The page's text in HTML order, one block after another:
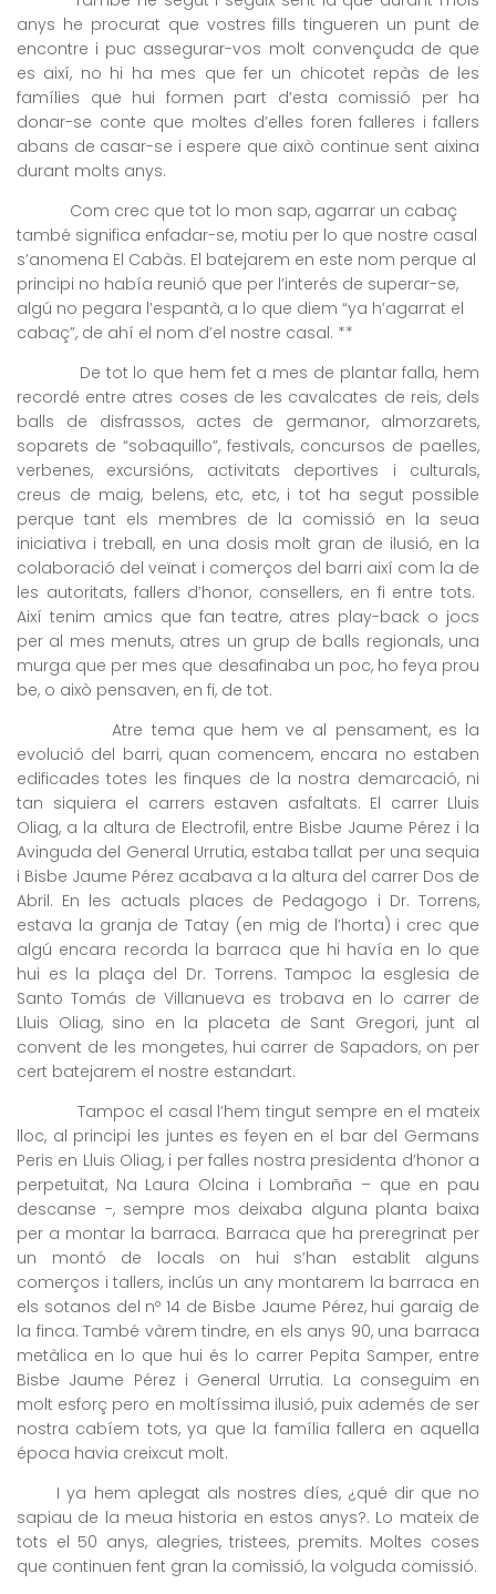
anys he procurat que vostres fills tingueren un punt de
encontre i puc assegurar-vos molt convençuda de que
es així, no hi ha mes que fer un chicotet repàs de les
famílies que hui formen part d’esta comissió per ha
donar-se conte que moltes d’elles foren falleres i fallers
abans de casar-se i espere que això continue sent aixina
durant molts anys.
Com crec que tot lo mon sap, agarrar un cabaç
també significa enfadar-se, motiu per lo que nostre casal
s’anomena El Cabàs. El batejarem en este nom perque al
principi no había reunió que per l’interés de superar-se,
algú no pegara l’espantà, a lo que diem “ya h’agarrat el
cabaç”, de ahí el nom d’el nostre casal. **
De tot lo que hem fet a mes de plantar falla, hem
recordé entre atres coses de les cavalcates de reis, dels
balls de disfrassos, actes de germanor, almorzarets,
soparets de “sobaquillo”, festivals, concursos de paelles,
verbenes, excursións, activitats deportives i culturals,
creus de maig, belens, etc, etc, i tot ha segut possible
perque tant els membres de la comissió en la seua
iniciativa i treball, en una dosis molt gran de ilusió, en la
colaboració del veïnat i comerços del barri així com la de
les autoritats, fallers d’honor, consellers, en fi entre tots.
Així tenim amics que fan teatre, atres play-back o jocs
per al mes menuts, atres un grup de balls regionals, una
murga que per mes que desafinaba un poc, ho feya prou
be, o això pensaven, en fi, de tot.
Atre tema que hem ve al pensament, es la
evolució del barri, quan comencem, encara no estaben
edificades totes les finques de la nostra demarcació, ni
tan siquiera el carrers estaven asfaltats. El carrer Lluis
Oliag, a la altura de Electrofil, entre Bisbe Jaume Pérez i la
Avinguda del General Urrutia, estaba tallat per una sequia
i Bisbe Jaume Pérez acabava a la altura del carrer Dos de
Abril. En les actuals places de Pedagogo i Dr. Torrens,
estava la granja de Tatay (en mig de l’horta) i crec que
algú encara recorda la barraca que hi havía en lo que
hui es la plaça del Dr. Torrens. Tampoc la esglesia de
Santo Tomás de Villanueva es trobava en lo carrer de
Lluis Oliag, sino en la placeta de Sant Gregori, junt al
convent de les mongetes, hui carrer de Sapadors, on per
cert batejarem el nostre estandart.
Tampoc el casal l’hem tingut sempre en el mateix
lloc, al principi les juntes es feyen en el bar del Germans
Peris en Lluis Oliag, i per falles nostra presidenta d’honor a
perpetuitat, Na Laura Olcina i Lombraña – que en pau
descanse -, sempre mos deixaba alguna planta baixa
per a montar la barraca. Barraca que ha preregrinat per
un montó de locals on hui s’han establit alguns
comerços i tallers, inclús un any montarem la barraca en
els sotanos del nº 14 de Bisbe Jaume Pérez, hui garaig de
la finca. També vàrem tindre, en els anys 90, una barraca
metàlica en lo que hui és lo carrer Pepita Samper, entre
Bisbe Jaume Pérez i General Urrutia. La conseguim en
molt esforç pero en moltíssima ilusió, puix ademés de ser
nostra cabíem tots, ya que la família fallera en aquella
época havia creixcut molt.
I ya hem aplegat als nostres díes, ¿qué dir que no
sapiau de la meua historia en estos anys?. Lo mateix de
tots el 50 anys, alegries, tristees, premits. Moltes coses
que continuen fent gran la comissió, la volguda comissió.